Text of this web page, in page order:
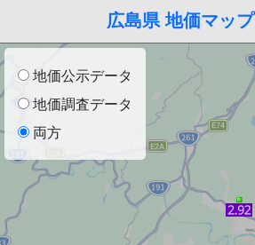
広島県 地価マップ
地価公示データ
地価調査データ
両方